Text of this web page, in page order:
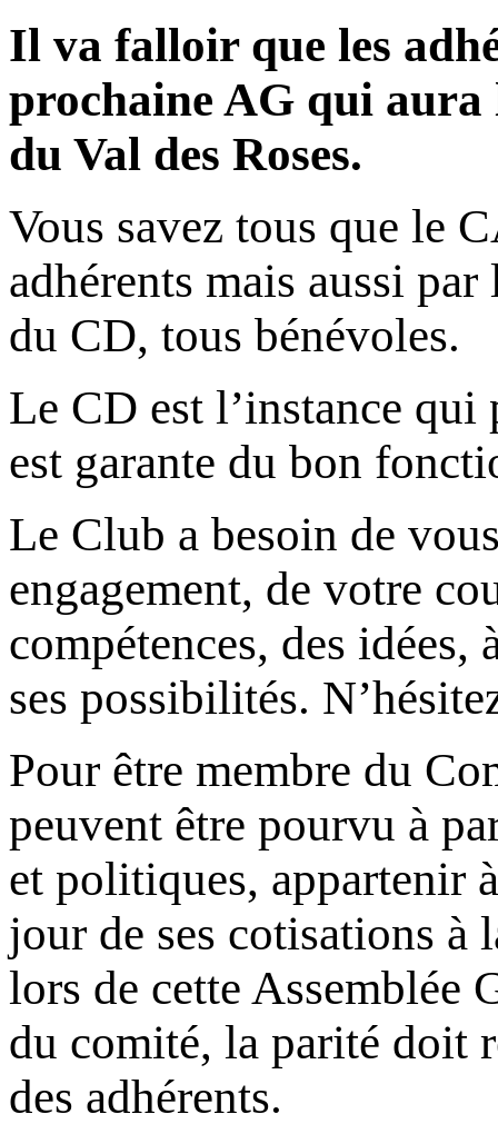
Il va falloir que les
prochaine AG qui aura
du Val des Roses.
Vous savez tous que le
adhérents mais aussi par
du CD, tous bénévoles.
Le CD est l’instance
est garante du bon
Le Club a besoin de
engagement, de votre
compétences, des
ses possibilités.
Pour être membre du
peuvent être pourvu à
et politiques, appartenir
jour de ses cotisations à
lors de cette Assemblée
du comité, la parité doit
des adhérents.